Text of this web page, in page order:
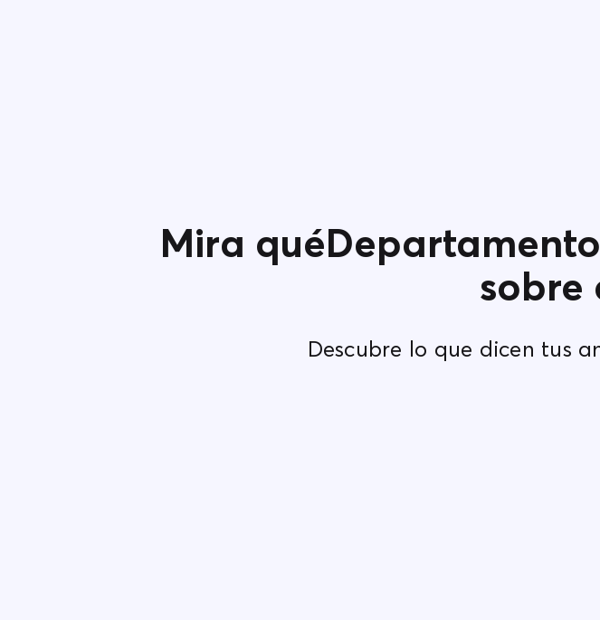
Mira
sobre
Descubre lo que dicen tus